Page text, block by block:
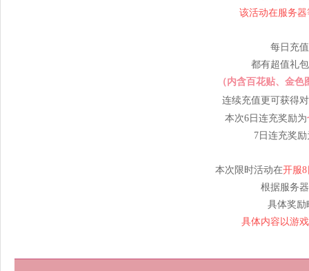
该活动在服务
每日充
都有超值礼
（内含百花贴、金
连续充值更可获得
本次6日连充奖励为
7日连充奖
本次限时活动在开服8
根据服务
具体奖励
具体内容以游